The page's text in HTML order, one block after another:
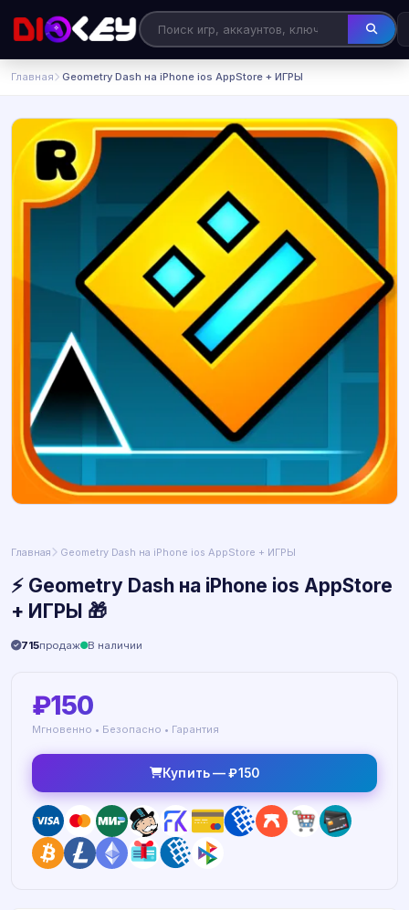
Главная ️ Geometry Dash на iPhone ios AppStore + ИГРЫ
Главная ️ Geometry Dash на iPhone ios AppStore + ИГРЫ
⚡️ Geometry Dash на iPhone ios AppStore
+ ИГРЫ 🎁
715продаж В наличии
₽150
Мгновенно • Безопасно • Гарантия
Купить — ₽150